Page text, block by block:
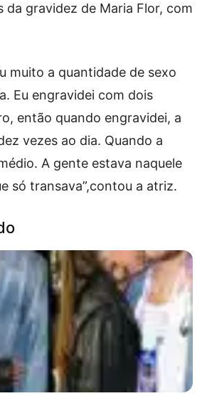
da gravidez de Maria Flor, com
muito a quantidade de sexo
Eu engravidei com dois
então quando engravidei, a
vezes ao dia. Quando a
A gente estava naquele
só transava”,contou a atriz.